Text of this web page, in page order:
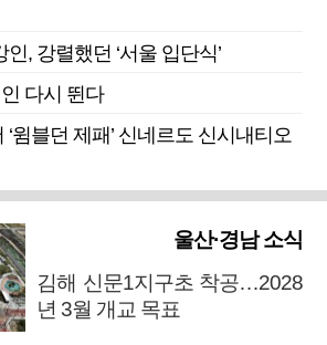
, 강렬했던 ‘서울 입단식’
다시 뛴다
윔블던 제패’ 신네르도 신시내티오
울산·경남 소식
김해 신문1지구초 착공…2028
년 3월 개교 목표